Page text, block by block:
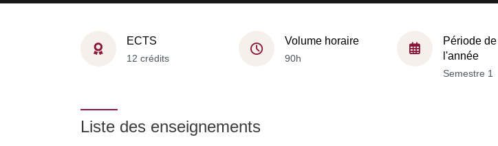
ECTS
12 crédits
Volume horaire
90h
Période de
l'année
Semestre 1
Liste des enseignements